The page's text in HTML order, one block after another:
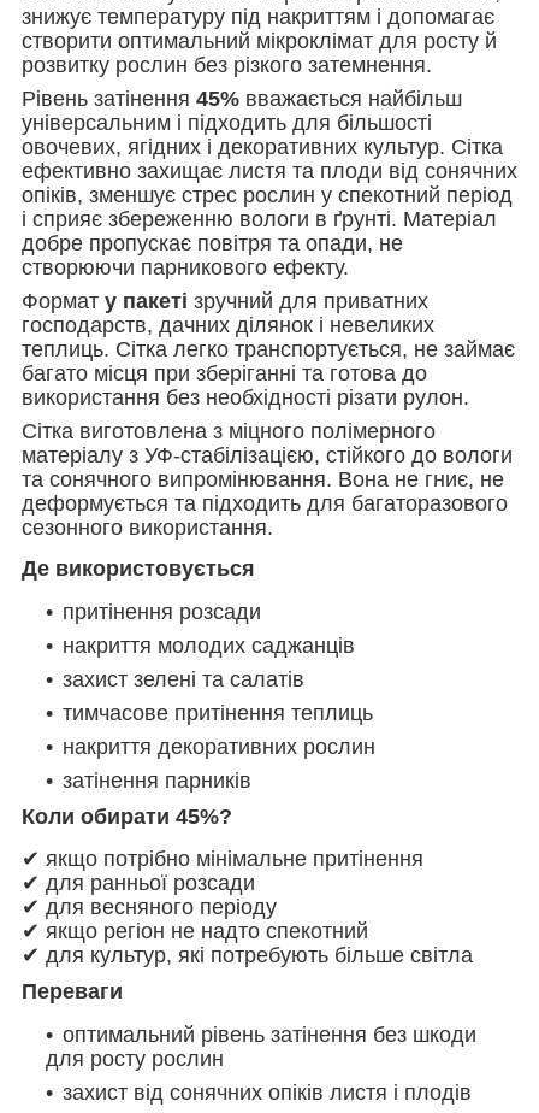
знижує температуру під накриттям і допомагає
створити оптимальний мікроклімат для росту й
розвитку рослин без різкого затемнення.
Рівень затінення 45% вважається найбільш
універсальним і підходить для більшості
овочевих, ягідних і декоративних культур. Сітка
ефективно захищає листя та плоди від сонячних
опіків, зменшує стрес рослин у спекотний період
і сприяє збереженню вологи в ґрунті. Матеріал
добре пропускає повітря та опади, не
створюючи парникового ефекту.
Формат у пакеті зручний для приватних
господарств, дачних ділянок і невеликих
теплиць. Сітка легко транспортується, не займає
багато місця при зберіганні та готова до
використання без необхідності різати рулон.
Сітка виготовлена з міцного полімерного
матеріалу з УФ-стабілізацією, стійкого до вологи
та сонячного випромінювання. Вона не гниє, не
деформується та підходить для багаторазового
сезонного використання.
Де використовується
притінення розсади
накриття молодих саджанців
захист зелені та салатів
тимчасове притінення теплиць
накриття декоративних рослин
затінення парників
Коли обирати 45%?
✔ якщо потрібно мінімальне притінення
✔ для ранньої розсади
✔ для весняного періоду
✔ якщо регіон не надто спекотний
✔ для культур, які потребують більше світла
Переваги
оптимальний рівень затінення без шкоди
для росту рослин
захист від сонячних опіків листя і плодів